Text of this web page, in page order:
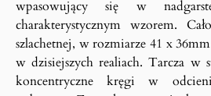
wpasowujący się w
charakterystycznym wzorem.
szlachetnej, w rozmiarze 41 x
w dzisiejszych realiach. Tarcza w
koncentryczne kręgi w